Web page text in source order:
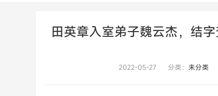
田英章入室弟子魏云杰，结
2022-05-27 分类： 未分类